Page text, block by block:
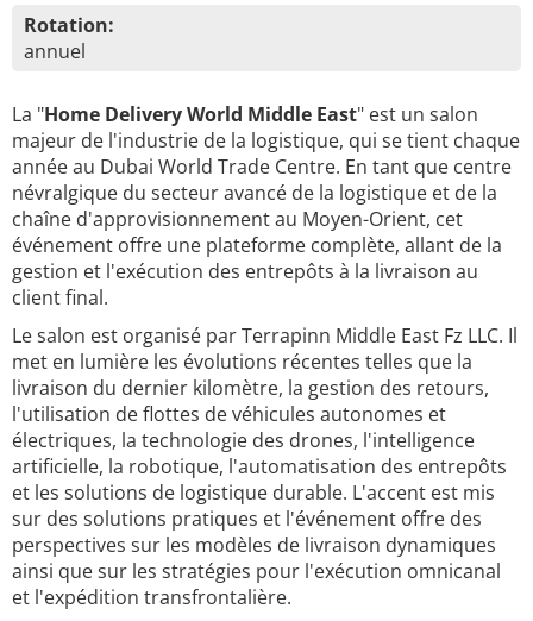
Rotation:
annuel
La "Home Delivery World Middle East" est un salon
majeur de l'industrie de la logistique, qui se tient chaque
année au Dubai World Trade Centre. En tant que centre
névralgique du secteur avancé de la logistique et de la
chaîne d'approvisionnement au Moyen-Orient, cet
événement offre une plateforme complète, allant de la
gestion et l'exécution des entrepôts à la livraison au
client final.
Le salon est organisé par Terrapinn Middle East Fz LLC. Il
met en lumière les évolutions récentes telles que la
livraison du dernier kilomètre, la gestion des retours,
l'utilisation de flottes de véhicules autonomes et
électriques, la technologie des drones, l'intelligence
artificielle, la robotique, l'automatisation des entrepôts
et les solutions de logistique durable. L'accent est mis
sur des solutions pratiques et l'événement offre des
perspectives sur les modèles de livraison dynamiques
ainsi que sur les stratégies pour l'exécution omnicanal
et l'expédition transfrontalière.